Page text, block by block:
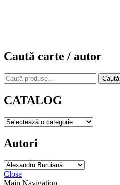
Caută carte / autor
Caută
după:
Caută
CATALOG
Autori
Close
Main Navigation